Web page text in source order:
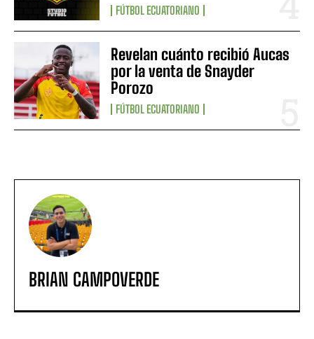
FÚTBOL ECUATORIANO
Revelan cuánto recibió Aucas
por la venta de Snayder
Porozo
FÚTBOL ECUATORIANO
BRIAN CAMPOVERDE